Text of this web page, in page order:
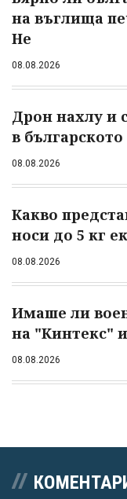
на въглища
Не
08.08.2026
Дрон нахлу и
в
08.08.2026
Какво
носи до 5 кг
08.08.2026
Имаше ли
на "Кинтекс"
08.08.2026